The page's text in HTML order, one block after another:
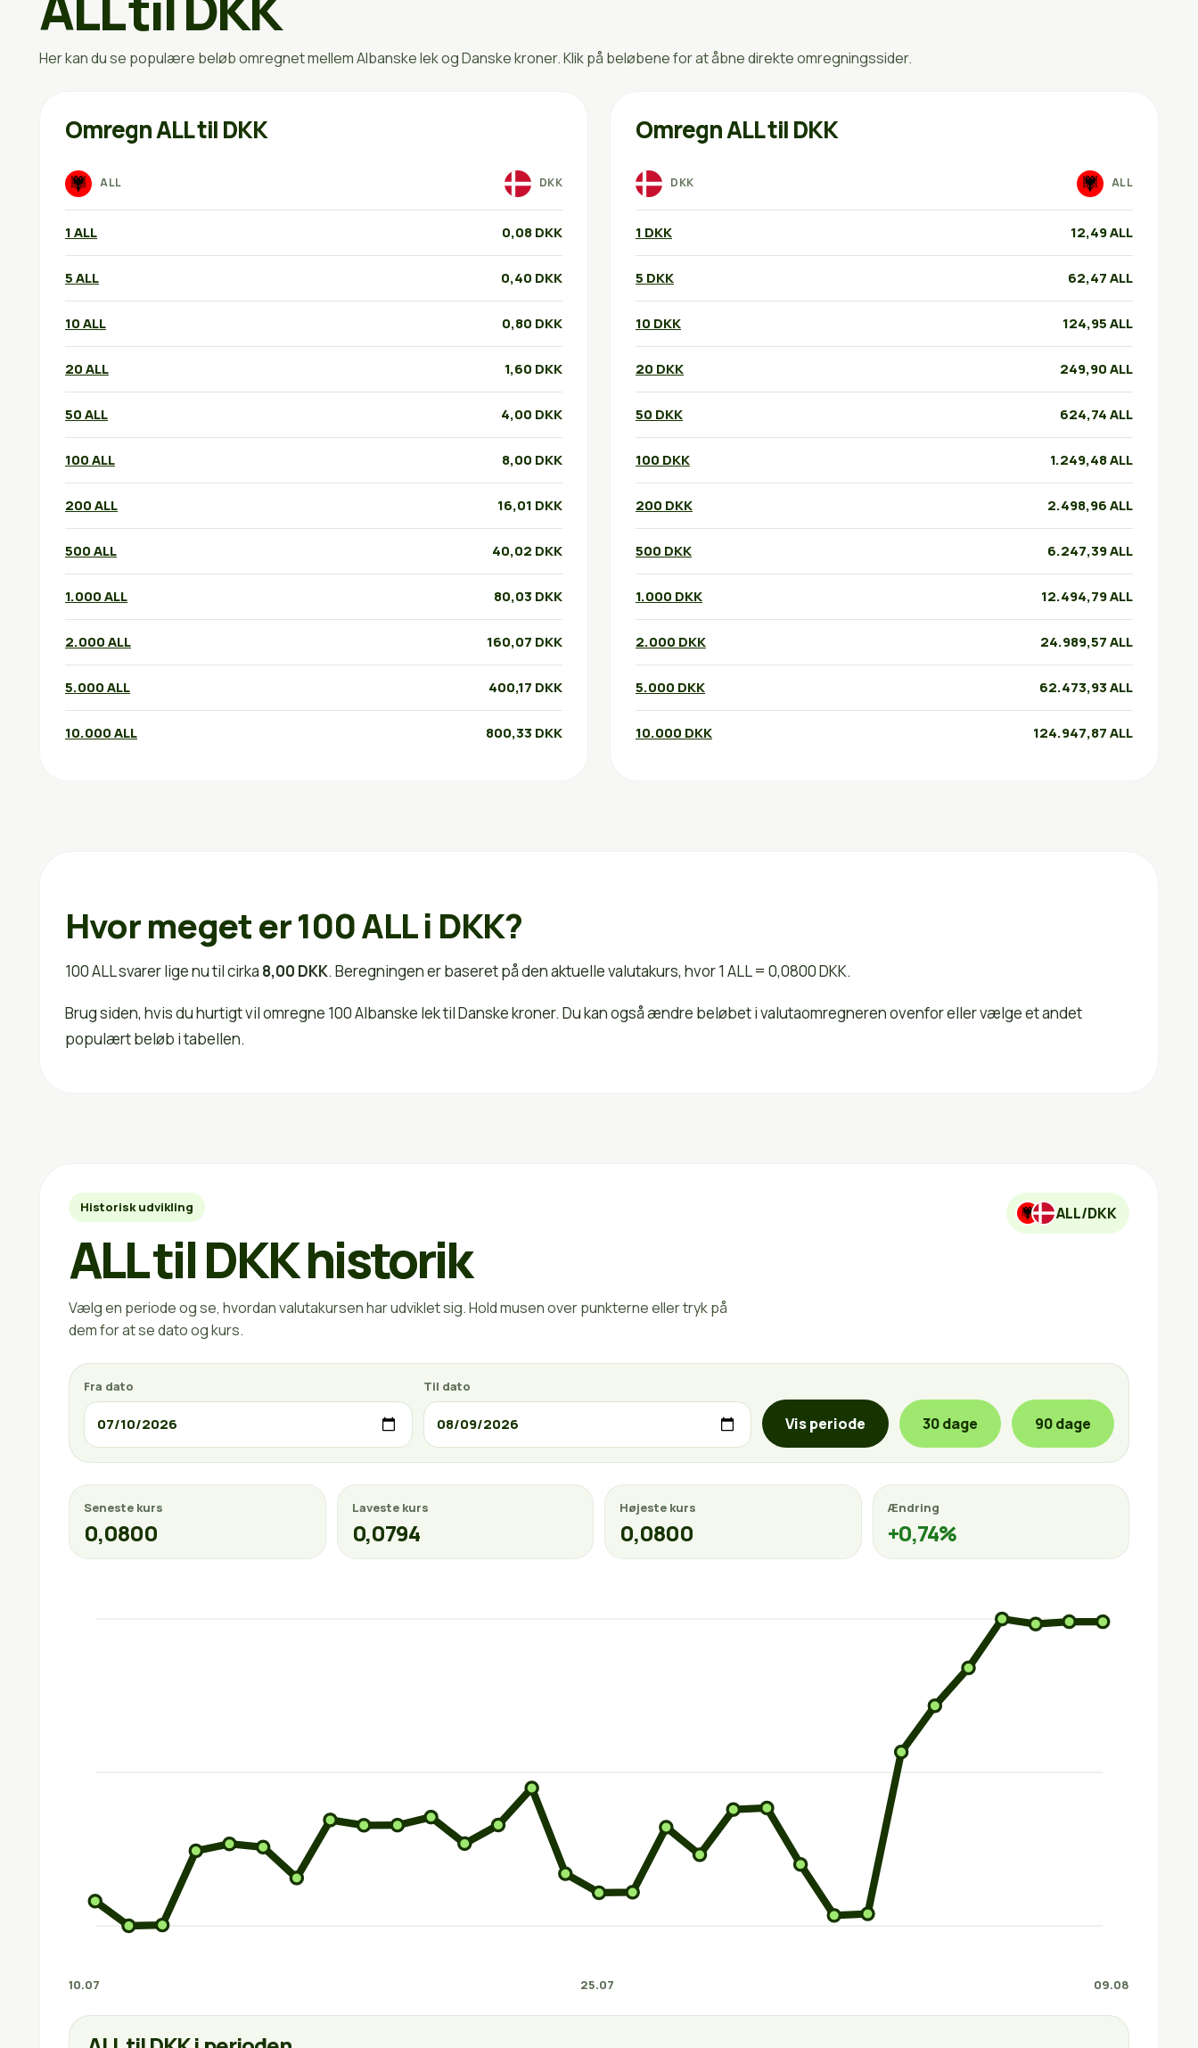
Her kan du se populære beløb omregnet mellem Albanske lek og Danske kroner. Klik på beløbene for at åbne direkte omregningssider.
Omregn ALL til DKK
ALL DKK
1 ALL 0,08 DKK
5 ALL 0,40 DKK
10 ALL 0,80 DKK
20 ALL 1,60 DKK
50 ALL 4,00 DKK
100 ALL 8,00 DKK
200 ALL 16,01 DKK
500 ALL 40,02 DKK
1.000 ALL 80,03 DKK
2.000 ALL 160,07 DKK
5.000 ALL 400,17 DKK
10.000 ALL 800,33 DKK
Omregn ALL til DKK
DKK ALL
1 DKK 12,49 ALL
5 DKK 62,47 ALL
10 DKK 124,95 ALL
20 DKK 249,90 ALL
50 DKK 624,74 ALL
100 DKK 1.249,48 ALL
200 DKK 2.498,96 ALL
500 DKK 6.247,39 ALL
1.000 DKK 12.494,79 ALL
2.000 DKK 24.989,57 ALL
5.000 DKK 62.473,93 ALL
10.000 DKK 124.947,87 ALL
Hvor meget er 100 ALL i DKK?
100 ALL svarer lige nu til cirka 8,00 DKK. Beregningen er baseret på den aktuelle valutakurs, hvor 1 ALL = 0,0800 DKK.
Brug siden, hvis du hurtigt vil omregne 100 Albanske lek til Danske kroner. Du kan også ændre beløbet i valutaomregneren ovenfor eller vælge et andet
populært beløb i tabellen.
Historisk udvikling
ALL til DKK historik
Vælg en periode og se, hvordan valutakursen har udviklet sig. Hold musen over punkterne eller tryk på
dem for at se dato og kurs.
ALL/DKK
Fra dato Til dato
Vis periode 30 dage 90 dage
Seneste kurs
0,0800
Laveste kurs
0,0794
Højeste kurs
0,0800
Ændring
+0,74%
10.07 25.07 09.08